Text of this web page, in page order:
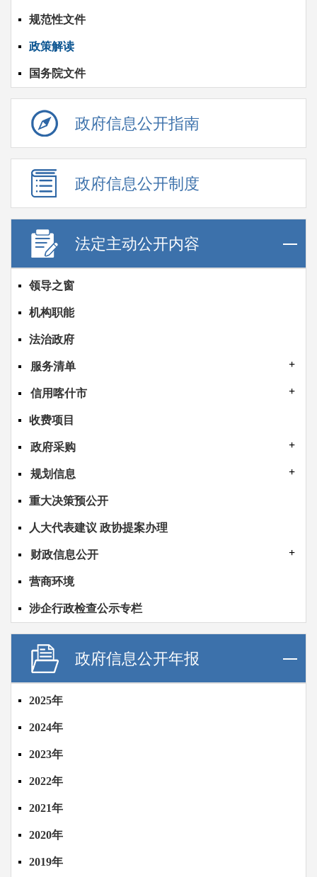
规范性文件
政策解读
国务院文件
政府信息公开指南
政府信息公开制度
法定主动公开内容
领导之窗
机构职能
法治政府
服务清单
信用喀什市
收费项目
政府采购
规划信息
重大决策预公开
人大代表建议 政协提案办理
财政信息公开
营商环境
涉企行政检查公示专栏
政府信息公开年报
2025年
2024年
2023年
2022年
2021年
2020年
2019年